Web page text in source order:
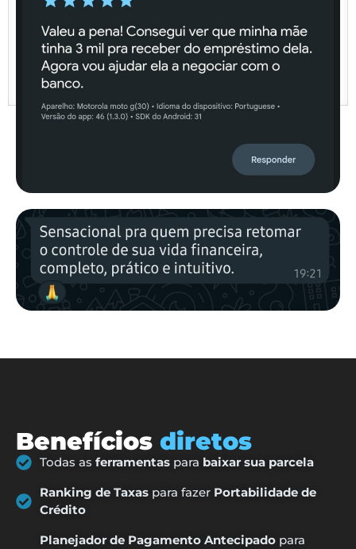
Benefícios diretos
Todas as ferramentas para baixar sua parcela
Ranking de Taxas para fazer Portabilidade de
Crédito
Planejador de Pagamento Antecipado para